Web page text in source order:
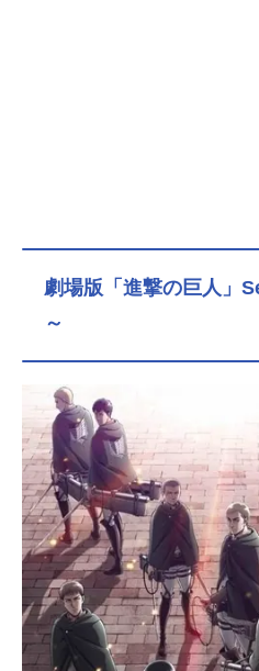
劇場版「進撃の巨人」
～